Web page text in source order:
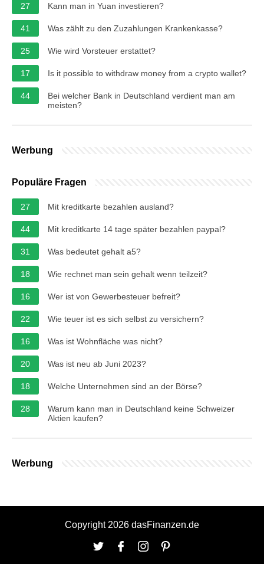
27 Kann man in Yuan investieren?
41 Was zählt zu den Zuzahlungen Krankenkasse?
25 Wie wird Vorsteuer erstattet?
17 Is it possible to withdraw money from a crypto wallet?
44
Bei welcher Bank in Deutschland verdient man am
meisten?
Werbung
Populäre Fragen
27 Mit kreditkarte bezahlen ausland?
44 Mit kreditkarte 14 tage später bezahlen paypal?
31 Was bedeutet gehalt a5?
18 Wie rechnet man sein gehalt wenn teilzeit?
16 Wer ist von Gewerbesteuer befreit?
22 Wie teuer ist es sich selbst zu versichern?
16 Was ist Wohnfläche was nicht?
20 Was ist neu ab Juni 2023?
18 Welche Unternehmen sind an der Börse?
28
Warum kann man in Deutschland keine Schweizer
Aktien kaufen?
Werbung
Copyright 2026 dasFinanzen.de